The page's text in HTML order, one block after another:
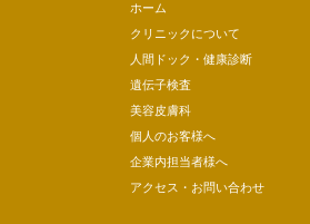
ホーム
クリニックについて
人間ドック・健康診断
遺伝子検査
美容皮膚科
個人のお客様へ
企業内担当者様へ
アクセス・お問い合わせ